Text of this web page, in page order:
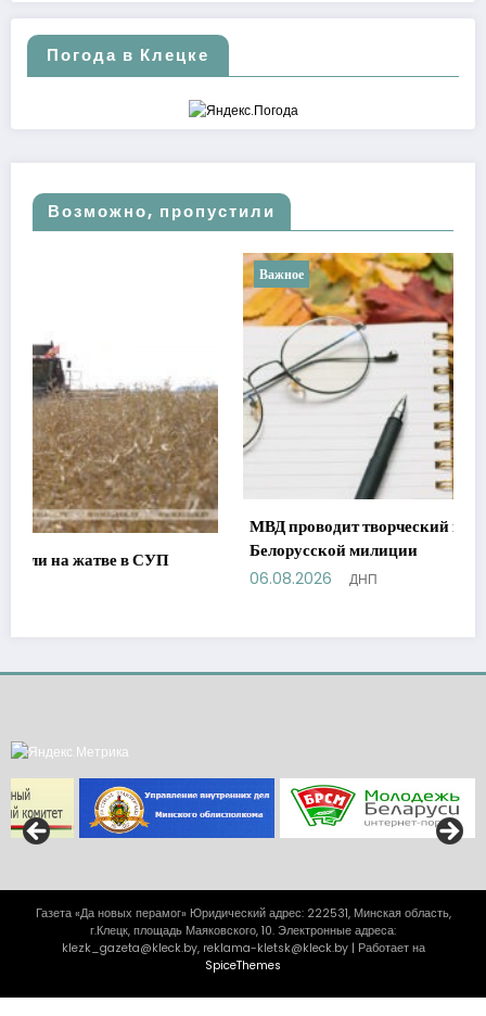
Погода в Клецке
Возможно, пропустили
МВД проводит творческий конкурс к 110-летию
Белорусской милиции
Газета «Да новых перамог» Юридический адрес: 222531, Минская область,
г.Клецк, площадь Маяковского, 10. Электронные адреса:
klezk_gazeta@kleck.by, reklama-kletsk@kleck.by | Работает на
SpiceThemes